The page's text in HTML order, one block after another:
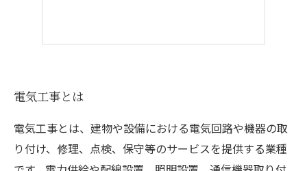
電気工事とは
電気工事とは、建物や設備における電気回路や機器の取
り付け、修理、点検、保守等のサービスを提供する業種